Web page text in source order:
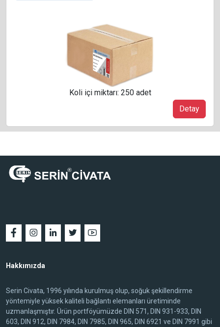
Detay
Koli içi miktarı: 250 adet
Hakkımızda
Serin Civata, 1996 yılında kurulmuş olup, soğuk şekillendirme
yöntemiyle yüksek kaliteli bağlantı elemanları üretiminde
uzmanlaşmıştır. Ürün portföyümüzde DIN 571, DIN 931-933, DIN
603, DIN 912, DIN 7984, DIN 7985, DIN 965, DIN 6921 ve DIN 7991 gibi